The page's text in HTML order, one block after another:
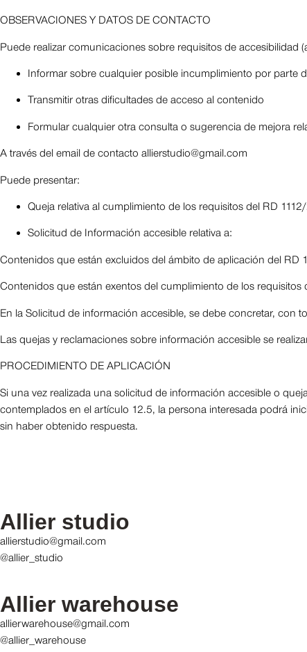
OBSERVACIONES Y DATOS DE CONTACTO
Puede realizar comunicaciones sobre requisitos de
Informar sobre cualquier posible incumplimiento por parte
Transmitir otras dificultades de acceso al contenido
Formular cualquier otra consulta o sugerencia de mejora
A través del email de contacto allierstudio@gmail.com
Puede presentar:
Queja relativa al cumplimiento de los requisitos del RD
Solicitud de Información accesible relativa a:
Contenidos que están excluidos del ámbito de aplicación del
Contenidos que están exentos del cumplimiento de los
En la Solicitud de información accesible, se debe concretar, con
Las quejas y reclamaciones sobre información accesible se
PROCEDIMIENTO DE APLICACIÓN
Si una vez realizada una solicitud de información accesible o
contemplados en el artículo 12.5, la persona interesada podrá
sin haber obtenido respuesta.
Allier studio
allierstudio@gmail.com
@allier_studio
Allier warehouse
allierwarehouse@gmail.com
@allier_warehouse